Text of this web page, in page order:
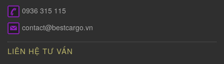
0936 315 115
contact@bestcargo.vn
LIÊN HỆ TƯ VẤN